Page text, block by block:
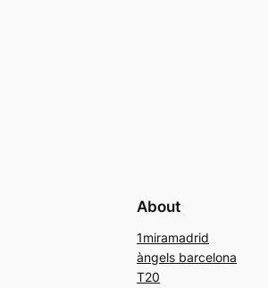
About
1miramadrid
àngels barcelona
T20